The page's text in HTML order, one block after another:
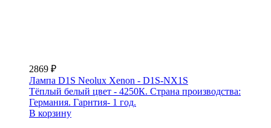
2869 ₽
Лампа D1S Neolux Xenon - D1S-NX1S
Тёплый белый цвет - 4250К. Страна производства:
Германия. Гарнтия- 1 год.
В корзину